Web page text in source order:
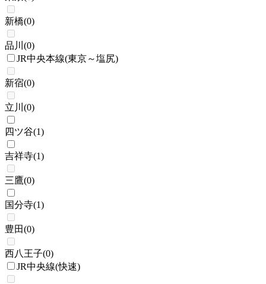
新橋(0)
品川 (0)
JR中央本線(東京～塩尻)
新宿(0)
立川 (0)
四ツ谷(1)
吉祥寺(1)
三鷹(0)
国分寺(1)
豊田(0)
西八王子(0)
JR中央線(快速)